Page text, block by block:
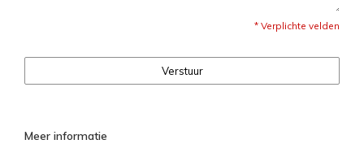
* Verplichte velden
Verstuur
Meer informatie